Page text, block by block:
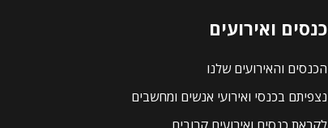
כנסים ואירועים
הכנסים והאירועים שלנו
נצפיתם בכנסי ואירועי אנשים ומחשבים